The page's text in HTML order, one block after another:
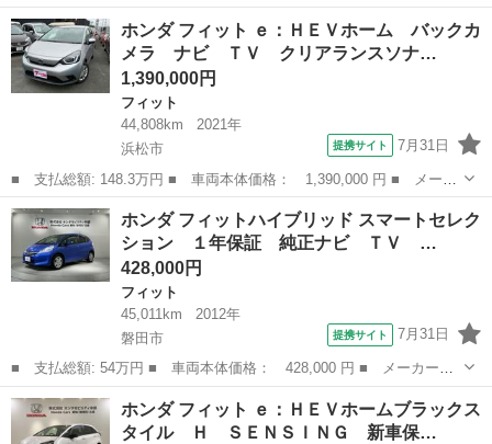
名： ホンダ ■ 車種名： フィット ■ グレード名： １３Ｇ ■
排気量： 1300cc ■ ドア枚数： 5D ■ ミッション： CVT ■ ...
静岡 焼津市 フィット
ホンダ フィット ｅ：ＨＥＶホーム バックカ
メラ ナビ ＴＶ クリアランスソナ…
1,390,000円
フィット
44,808km
2021年
浜松市
提携サイト 7月31日
■ 支払総額: 148.3万円 ■ 車両本体価格： 1,390,000 円 ■ メーカ
ー名： ホンダ ■ 車種名： フィット ■ グレード名： ｅ：ＨＥ
Ｖホーム バックカメラ ナビ ＴＶ クリアランスソナー オート
クルーズ...
静岡 浜松市 フィット
ホンダ フィットハイブリッド スマートセレク
ション １年保証 純正ナビ ＴＶ …
428,000円
フィット
45,011km
2012年
磐田市
提携サイト 7月31日
■ 支払総額: 54万円 ■ 車両本体価格： 428,000 円 ■ メーカー
名： ホンダ ■ 車種名： フィットハイブリッド ■ グレード
名： スマートセレクション １年保証 純正ナビ ＴＶ Ｒカメ
ラ ＣＤ録音 ＤＶＤ ...
静岡 磐田市 フィット
ホンダ フィット ｅ：ＨＥＶホームブラックス
タイル Ｈ ＳＥＮＳＩＮＧ 新車保…